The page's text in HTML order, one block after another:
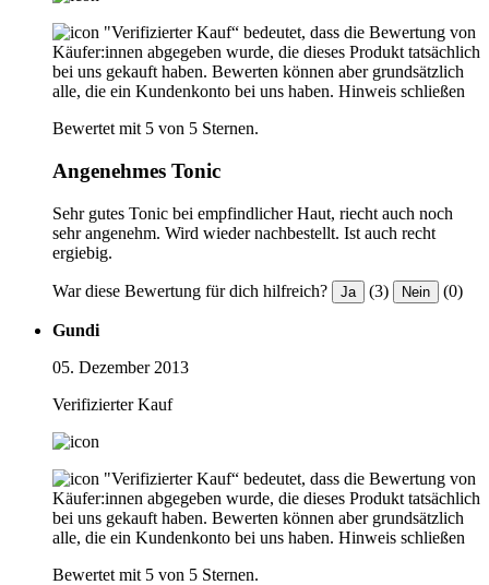
"Verifizierter Kauf“ bedeutet, dass die Bewertung von
Käufer:innen abgegeben wurde, die dieses Produkt tatsächlich
bei uns gekauft haben. Bewerten können aber grundsätzlich
alle, die ein Kundenkonto bei uns haben. Hinweis schließen
Bewertet mit 5 von 5 Sternen.
Angenehmes Tonic
Sehr gutes Tonic bei empfindlicher Haut, riecht auch noch
sehr angenehm. Wird wieder nachbestellt. Ist auch recht
ergiebig.
War diese Bewertung für dich hilfreich? Ja (3) Nein (0)
Gundi
05. Dezember 2013
Verifizierter Kauf
"Verifizierter Kauf“ bedeutet, dass die Bewertung von
Käufer:innen abgegeben wurde, die dieses Produkt tatsächlich
bei uns gekauft haben. Bewerten können aber grundsätzlich
alle, die ein Kundenkonto bei uns haben. Hinweis schließen
Bewertet mit 5 von 5 Sternen.